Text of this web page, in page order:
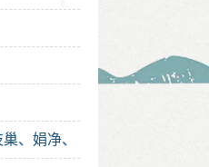
、娟净、